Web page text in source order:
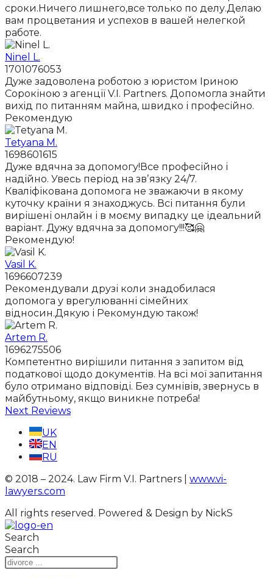
сроки.Ничего лишнего,все только по делу.Делаю
вам процветания и успехов в вашей нелегкой
работе.
Ninel L.
1701076053
Дуже задоволена роботою з юристом Іриною
Сорокіною з агенції V.I. Partners. Допомогла знайти
вихід по питанням майна, швидко і професійно.
Рекомендую
Tetyana M.
1698601615
Дуже вдячна за допомогу!Все професійно і
надійно. Увесь період на звʼязку 24/7.
Кваліфікована допомога не зважаючи в якому
куточку країни я знаходжусь. Всі питання були
вирішені онлайн і в моєму випадку це ідеальний
варіант. Дужу вдячна за допомогу!!!🥰🤗
Рекомендую!
Vasil K.
1696607239
Рекомендували друзі коли знадобилася
допомога у врегулюванні сімейних
відносин.Дякую і Рекомундую також!
Artem R.
1696275506
Компетентно вирішили питання з запитом від
податкової щодо документів. На всі мої запитання
було отримано відповіді. Без сумнівів, звернусь в
майбутньому, якщо виникне потреба!
Next Reviews
UK
EN
RU
© 2018 – 2024. Law Firm V.I. Partners | www.vi-
lawyers.com
All rights reserved. Powered & Design by NickS
Search
Search